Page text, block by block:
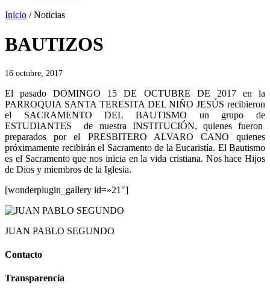
Inicio / Noticias
BAUTIZOS
16 octubre, 2017
El pasado DOMINGO 15 DE OCTUBRE DE 2017 en la
PARROQUIA SANTA TERESITA DEL NIÑO JESÚS recibieron
el SACRAMENTO DEL BAUTISMO un grupo de
ESTUDIANTES de nuestra INSTITUCIÓN, quienes fueron
preparados por el PRESBITERO ALVARO CANO quienes
próximamente recibirán el Sacramento de la Eucaristía. El Bautismo
es el Sacramento que nos inicia en la vida cristiana. Nos hace Hijos
de Dios y miembros de la Iglesia​.
[wonderplugin_gallery id=»21″]
JUAN PABLO SEGUNDO
Contacto
Transparencia